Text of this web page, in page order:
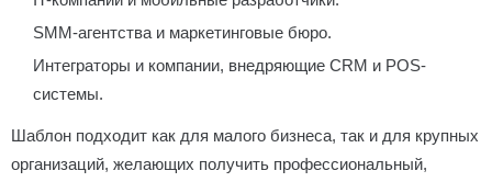
SMM-агентства и маркетинговые бюро.
Интеграторы и компании, внедряющие CRM и POS-
системы.
Шаблон подходит как для малого бизнеса, так и для крупных
организаций, желающих получить профессиональный,